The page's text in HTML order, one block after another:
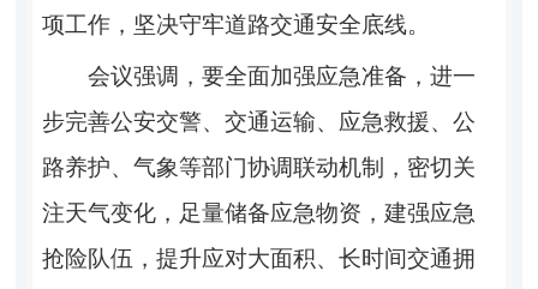
项工作，坚决守牢道路交通安全底线。
会议强调，要全面加强应急准备，进一
步完善公安交警、交通运输、应急救援、公
路养护、气象等部门协调联动机制，密切关
注天气变化，足量储备应急物资，建强应急
抢险队伍，提升应对大面积、长时间交通拥